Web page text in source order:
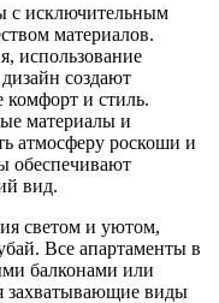
с исключительным
материалов.
использование
создают
комфорт и стиль.
материалы и
атмосферу роскоши и
обеспечивают
вид.
светом и уютом,
Все апартаменты в
балконами или
захватывающие виды